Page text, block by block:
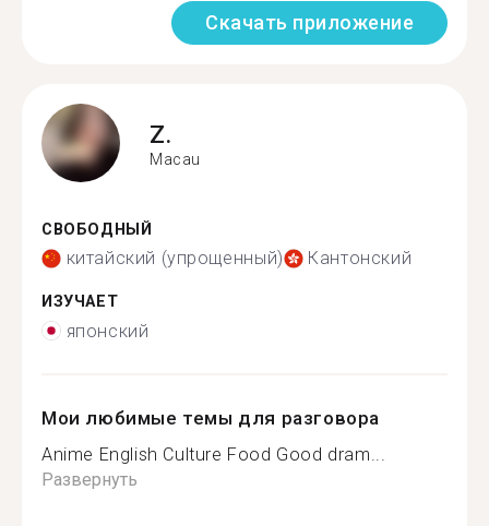
Скачать приложение
Z.
Macau
СВОБОДНЫЙ
китайский (упрощенный) Кантонский
ИЗУЧАЕТ
японский
Мои любимые темы для разговора
Anime English Culture Food Good dram...
Развернуть